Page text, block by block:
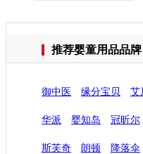
推荐婴童用品品牌
御中医 缘分宝贝 艾
华派 婴知岛 冠昕尔
斯芙奇 朗顿 降落伞